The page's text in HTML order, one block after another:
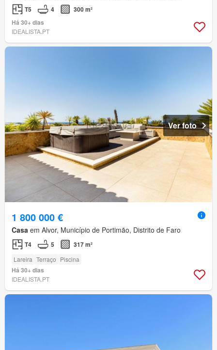
T5 4
300 m²
Há 30+ dias
IDEALISTA.PT
Ver foto
1 800 000 €
Casa em Alvor, Município de Portimão, Distrito de Faro
T4 5 317 m²
Lareira Terraço Piscina
Há 30+ dias
IDEALISTA.PT